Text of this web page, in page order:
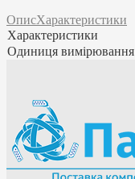
ОписХарактеристики
Характеристики
Одиниця вимірювання